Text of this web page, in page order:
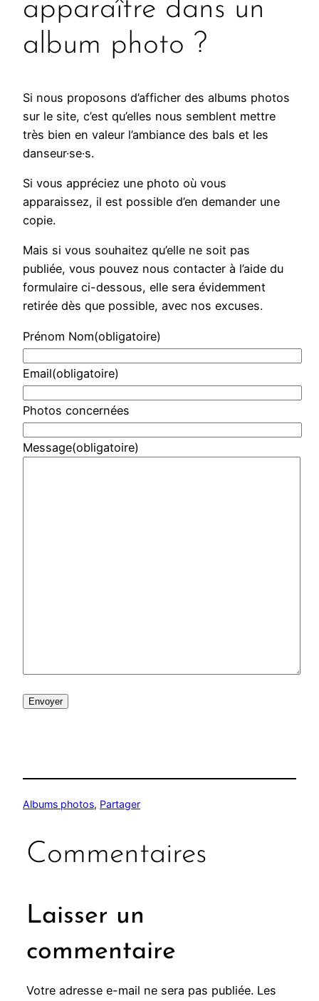
apparaître dans un
album photo ?
Si nous proposons d’afficher des albums photos
sur le site, c’est qu’elles nous semblent mettre
très bien en valeur l’ambiance des bals et les
danseur·se·s.
Si vous appréciez une photo où vous
apparaissez, il est possible d’en demander une
copie.
Mais si vous souhaitez qu’elle ne soit pas
publiée, vous pouvez nous contacter à l’aide du
formulaire ci-dessous, elle sera évidemment
retirée dès que possible, avec nos excuses.
Prénom Nom(obligatoire)
Email(obligatoire)
Photos concernées
Message(obligatoire)
Envoyer
Albums photos, Partager
Commentaires
Laisser un
commentaire
Votre adresse e-mail ne sera pas publiée. Les